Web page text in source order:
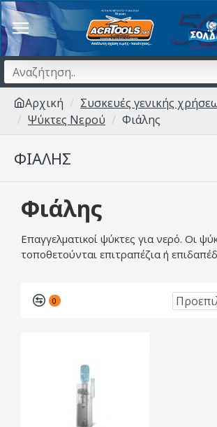
Αρχική
Συσκευές γενικής
Ψύκτες Νερού
Φιάλης
ΦΙΆΛΗΣ
Φιάλης
Επαγγελματικοί ψύκτες για νερό. Οι
τοποθετούνται επιτραπέζια ή
0